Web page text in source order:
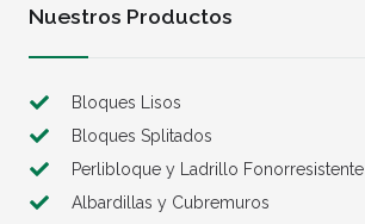
Nuestros Productos
Bloques Lisos
Bloques Splitados
Perlibloque y Ladrillo Fonorresistente
Albardillas y Cubremuros